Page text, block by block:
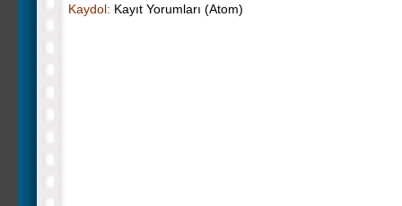
Kaydol: Kayıt Yorumları (Atom)